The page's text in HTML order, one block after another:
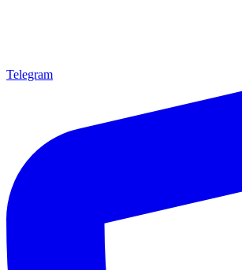
Telegram